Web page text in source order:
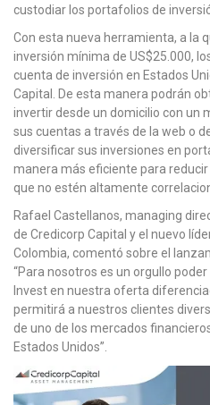
custodiar los portafolios de
Con esta nueva herramienta, a la
inversión mínima de US$25.000,
cuenta de inversión en Estados
Capital. De esta manera podrán
invertir desde un domicilio con un
sus cuentas a través de la web o
diversificar sus inversiones en
manera más eficiente para
que no estén altamente
Rafael Castellanos, managing
de Credicorp Capital y el nuevo
Colombia, comentó sobre el
“Para nosotros es un orgullo
Invest en nuestra oferta
permitirá a nuestros clientes
de uno de los mercados
Estados Unidos”.